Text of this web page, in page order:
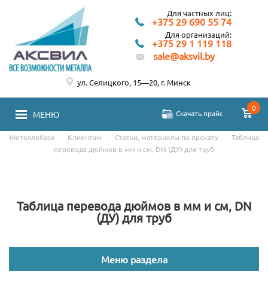
Для частных лиц:
+375 29 690 55 74
Для организаций:
+375 29 1 119 118
sale@aksvil.by
МЕНЮ Скачать прайс
0
ул. Селицкого, 15—20, г. Минск
Металлобаза - Клиентам - Статьи, материалы по прокату -
Таблица
перевода дюймов в мм и см, DN (ДУ) для труб
Таблица перевода дюймов в мм и см, DN
(ДУ) для труб
Меню раздела